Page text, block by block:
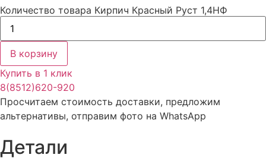
Количество товара Кирпич Красный Руст 1,4НФ
В корзину
Купить в 1 клик
8(8512)620-920
Просчитаем стоимость доставки, предложим
альтернативы, отправим фото на WhatsApp
Детали